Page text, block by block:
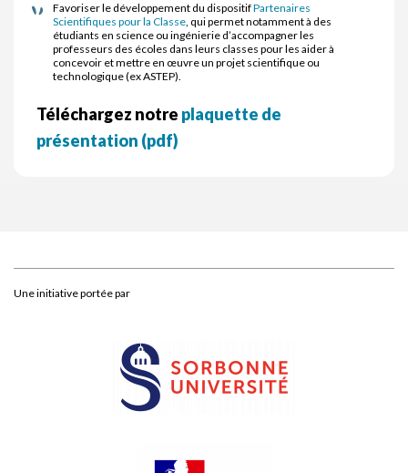
Favoriser le développement du dispositifPartenaires
Scientifiques pour la Classe, qui permet notamment à des
étudiants en science ou ingénierie d’accompagner les
professeurs des écoles dans leurs classes pour les aider à
concevoir et mettre en œuvre un projet scientifique ou
technologique (ex ASTEP).
Téléchargez notre plaquette de
présentation (pdf)
Une initiative portée par